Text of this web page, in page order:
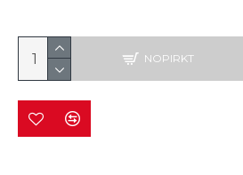
NOPIRKT